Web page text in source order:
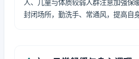
人、儿童与体质较弱人群注意加强保
封闭场所，勤洗手、常通风，提高自